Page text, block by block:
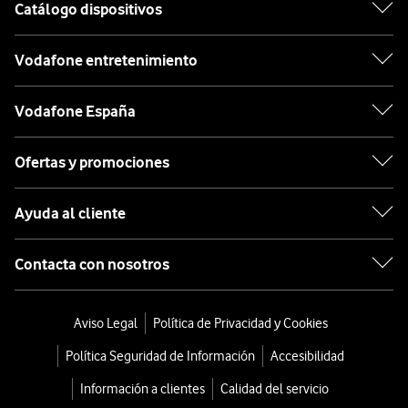
San Adrián De Besós
Sant Adrià de Besòs
Sant Cugat Del Valles
Santa Coloma De Gramanet
Santa Susana
Sitges
Catálogo dispositivos
Vodafone entretenimiento
Vodafone España
Ofertas y promociones
Ayuda al cliente
Contacta con nosotros
Aviso Legal
Política de Privacidad y Cookies
Política Seguridad de Información
Accesibilidad
Información a clientes
Calidad del servicio